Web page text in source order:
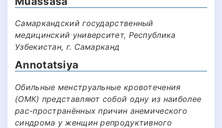
Самаркандский государственный
медицинский университет, Республика
Узбекистан, г. Самарканд
Annotatsiya
Обильные менструальные кровотечения
(ОМК) представляют собой одну из наиболее
рас-пространённых причин анемического
синдрома у женщин репродуктивного